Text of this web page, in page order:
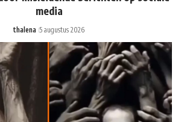
media
thalena 5 augustus 2026